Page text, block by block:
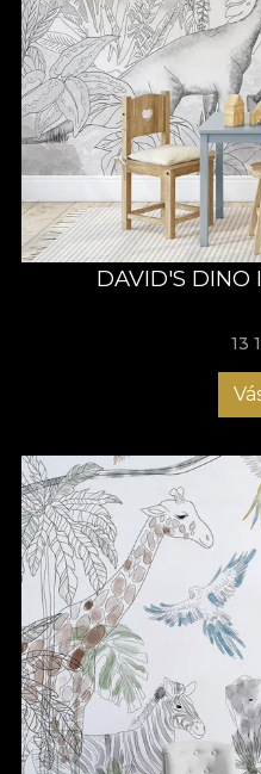
DAVID'S DINO
13